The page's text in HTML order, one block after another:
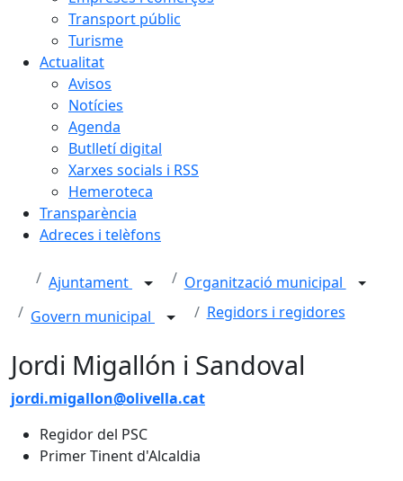
Transport públic
Turisme
Actualitat
Avisos
Notícies
Agenda
Butlletí digital
Xarxes socials i RSS
Hemeroteca
Transparència
Adreces i telèfons
Ajuntament
Organització municipal
Govern municipal
Regidors i regidores
Jordi Migallón i Sandoval
jordi.migallon@olivella.cat
Regidor del PSC
Primer Tinent d'Alcaldia